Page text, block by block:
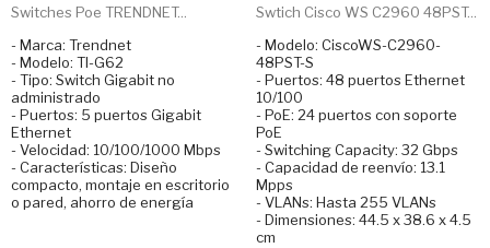
Switches Poe TRENDNET...
- Marca: Trendnet
- Modelo: TI-G62
- Tipo: Switch Gigabit no
administrado
- Puertos: 5 puertos Gigabit
Ethernet
- Velocidad: 10/100/1000 Mbps
- Características: Diseño
compacto, montaje en escritorio
o pared, ahorro de energía
Swtich Cisco WS C2960 48PST...
- Modelo: CiscoWS-C2960-
48PST-S
- Puertos: 48 puertos Ethernet
10/100
- PoE: 24 puertos con soporte
PoE
- Switching Capacity: 32 Gbps
- Capacidad de reenvío: 13.1
Mpps
- VLANs: Hasta 255 VLANs
- Dimensiones: 44.5 x 38.6 x 4.5
cm